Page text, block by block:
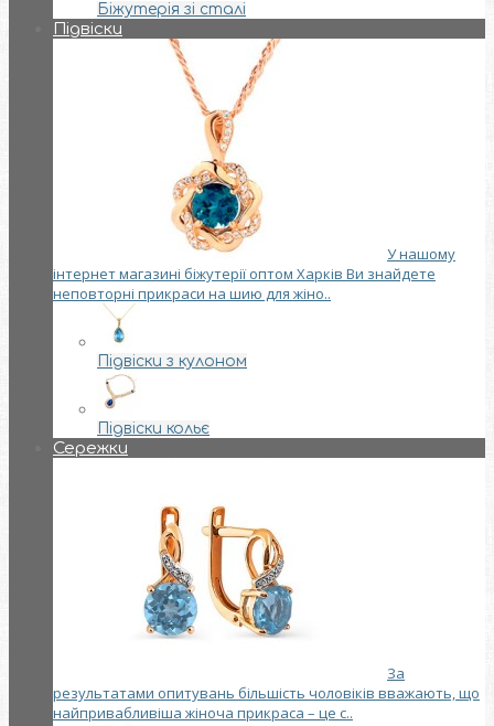
Біжутерія зі сталі
Підвіски
У нашому
інтернет магазині біжутерії оптом Харків Ви знайдете
неповторні прикраси на шию для жіно..
Підвіски з кулоном
Підвіски кольє
Сережки
За
результатами опитувань більшість чоловіків вважають, що
найпривабливіша жіноча прикраса – це с..